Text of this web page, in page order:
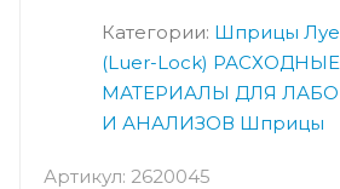
Артикул: 2620045
Категории: Шприцы
(Luer-Lock) РАСХОДНЫЕ
МАТЕРИАЛЫ ДЛЯ
И АНАЛИЗОВ Шприцы